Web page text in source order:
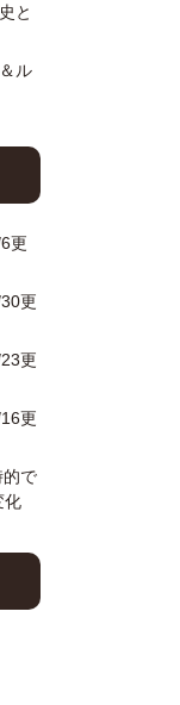
と
ル
更
更
更
更
的で
化